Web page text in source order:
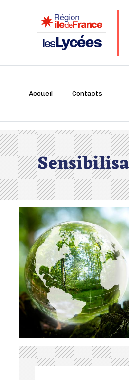
lesLycées
Accueil Contacts